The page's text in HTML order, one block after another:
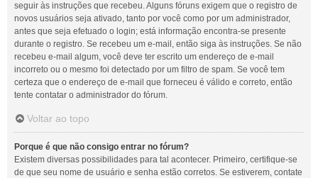
seguir às instruções que recebeu. Alguns fóruns exigem que o registro de
novos usuários seja ativado, tanto por você como por um administrador,
antes que seja efetuado o login; está informação encontra-se presente
durante o registro. Se recebeu um e-mail, então siga às instruções. Se não
recebeu e-mail algum, você deve ter escrito um endereço de e-mail
incorreto ou o mesmo foi detectado por um filtro de spam. Se você tem
certeza que o endereço de e-mail que forneceu é válido e correto, então
tente contatar o administrador do fórum.
Voltar ao topo
Porque é que não consigo entrar no fórum?
Existem diversas possibilidades para tal acontecer. Primeiro, certifique-se
de que seu nome de usuário e senha estão corretos. Se estiverem, contate